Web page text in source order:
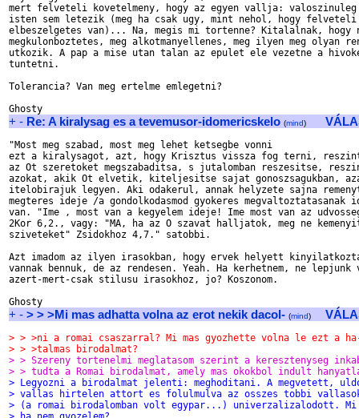
mert felveteli kovetelmeny, hogy az egyen vallja:
isten sem letezik (meg ha csak ugy, mint nehol, hogy
elbeszelgetes van)... Na, megis mi tortenne? Kitalalnak,
megkulonboztetes, meg alkotmanyellenes, meg ilyen meg olyan
utkozik. A pap a mise utan talan az epulet ele vezetne a
tuntetni.
Tolerancia? Van meg ertelme emlegetni?
+ - Re: A kiralysag es a tevemusor-idomericskelo (mind)
"Most meg szabad, most meg lehet ketsegbe vonni
ezt a kiralysagot, azt, hogy Krisztus vissza fog terni,
az Ot szeretoket megszabaditsa, s jutalomban reszesitse,
azokat, akik Ot elvetik, kiteljesitse sajat gonoszsagukban,
itelobirajuk legyen. Aki odakerul, annak helyzete sajna
megteres ideje /a gondolkodasmod gyokeres megvaltoztatasanak
van. "Ime , most van a kegyelem ideje! Ime most van az
2Kor 6,2., vagy: "MA, ha az O szavat halljatok, meg ne
sziveteket" Zsidokhoz 4,7." satobbi.
Azt imadom az ilyen irasokban, hogy ervek helyett
vannak bennuk, de az rendesen. Yeah. Ha kerhetnem, ne
azert-mert-csak stilusu irasokhoz, jo? Koszonom.
+ - > > >Mi mas adhatta volna az erot nekik dacol- (mind)
> > >ni a romai csaszarral? Mi mas gyozhette volna le ezt a
> > >talmas birodalmat?
> > Szereny tortenelmi meglatasom szerint a keresztenyseg
> > tudta a Romai birodalmat, amely mas okokbol indult
> Legyozni a birodalmat jelenti: meghoditani. A megvetett,
> vallas hirtelen attort es folulmulva az osszes tobbi
> (a romai birodalomban volt egypar...) univerzalizalodott.